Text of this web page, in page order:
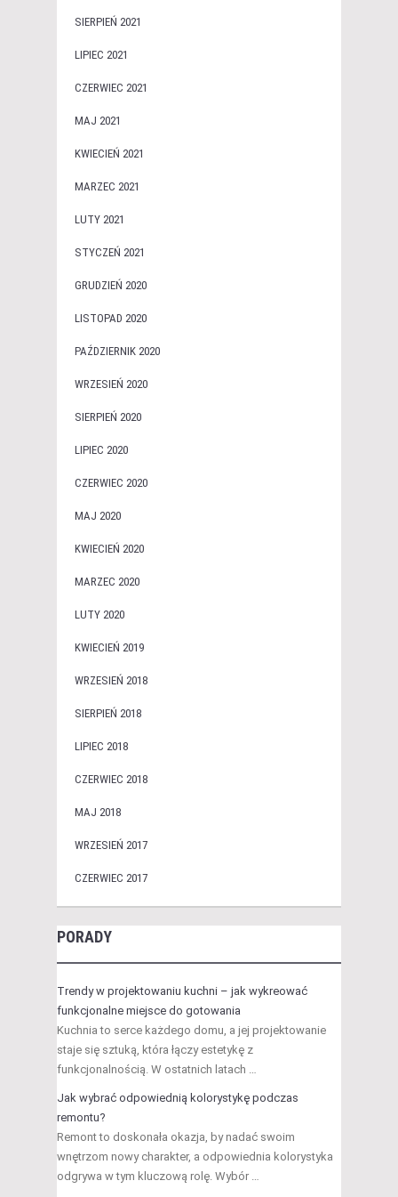
SIERPIEŃ 2021
LIPIEC 2021
CZERWIEC 2021
MAJ 2021
KWIECIEŃ 2021
MARZEC 2021
LUTY 2021
STYCZEŃ 2021
GRUDZIEŃ 2020
LISTOPAD 2020
PAŹDZIERNIK 2020
WRZESIEŃ 2020
SIERPIEŃ 2020
LIPIEC 2020
CZERWIEC 2020
MAJ 2020
KWIECIEŃ 2020
MARZEC 2020
LUTY 2020
KWIECIEŃ 2019
WRZESIEŃ 2018
SIERPIEŃ 2018
LIPIEC 2018
CZERWIEC 2018
MAJ 2018
WRZESIEŃ 2017
CZERWIEC 2017
PORADY
Trendy w projektowaniu kuchni – jak wykreować
funkcjonalne miejsce do gotowania
Kuchnia to serce każdego domu, a jej projektowanie
staje się sztuką, która łączy estetykę z
funkcjonalnością. W ostatnich latach …
Jak wybrać odpowiednią kolorystykę podczas
remontu?
Remont to doskonała okazja, by nadać swoim
wnętrzom nowy charakter, a odpowiednia kolorystyka
odgrywa w tym kluczową rolę. Wybór …